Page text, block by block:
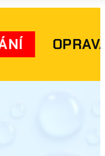
BOURÁNÍ